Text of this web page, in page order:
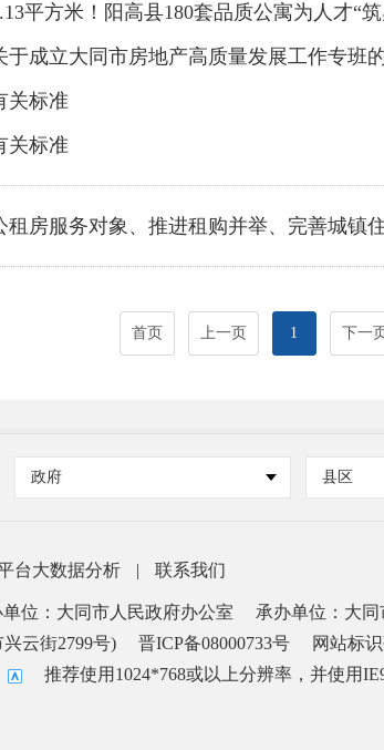
平方米！阳高县180套品质公寓为人才“筑
于成立大同市房地产高质量发展工作专班
关标准
关标准
租房服务对象、推进租购并举、完善城镇
首页 上一页 1 下一
政府 县区
台大数据分析 | 联系我们
单位：大同市人民政府办公室
承办单位：大
云街2799号)
晋ICP备08000733号
网站标
推荐使用1024*768或以上分辨率，并使用